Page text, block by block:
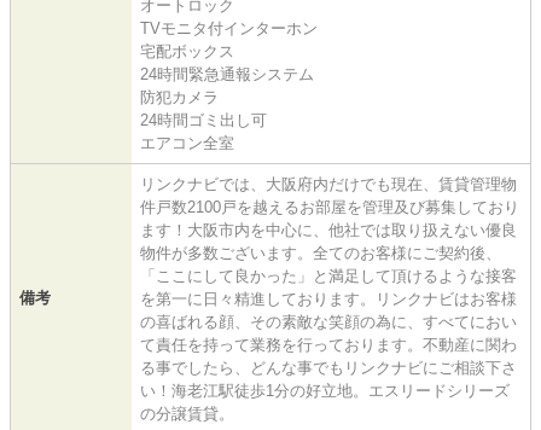
オートロック
TVモニタ付インターホン
宅配ボックス
24時間緊急通報システム
防犯カメラ
24時間ゴミ出し可
エアコン全室
備考
リンクナビでは、大阪府内だけでも現在、賃貸管理物
件戸数2100戸を越えるお部屋を管理及び募集しており
ます！大阪市内を中心に、他社では取り扱えない優良
物件が多数ございます。全てのお客様にご契約後、
「ここにして良かった」と満足して頂けるような接客
を第一に日々精進しております。リンクナビはお客様
の喜ばれる顔、その素敵な笑顔の為に、すべてにおい
て責任を持って業務を行っております。不動産に関わ
る事でしたら、どんな事でもリンクナビにご相談下さ
い！海老江駅徒歩1分の好立地。エスリードシリーズ
の分譲賃貸。